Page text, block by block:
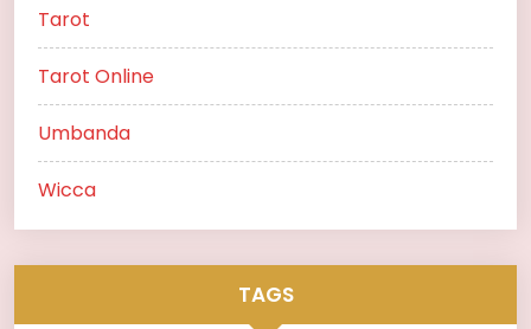
Tarot
Tarot Online
Umbanda
Wicca
TAGS